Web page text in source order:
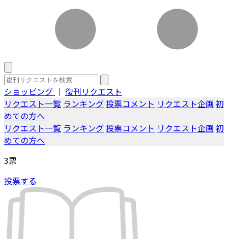
ショッピング ｜ 復刊リクエスト
リクエスト一覧 ランキング投票コメント リクエスト企画 初
めての方へ
リクエスト一覧 ランキング投票コメント リクエスト企画 初
めての方へ
3票
投票する